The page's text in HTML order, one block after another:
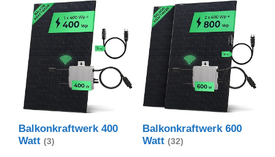
Balkonkraftwerk 400
Watt (3)
Balkonkraftwerk 600
Watt (32)